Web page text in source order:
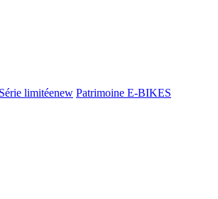
Série limitéenew Patrimoine E-BIKES